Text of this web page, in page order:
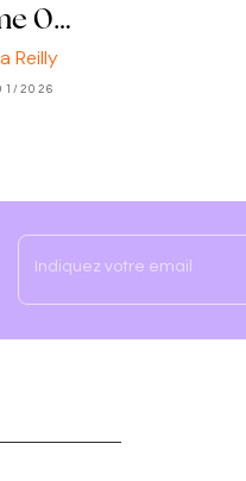
0…
Reilly
2026
Indiquez votre email